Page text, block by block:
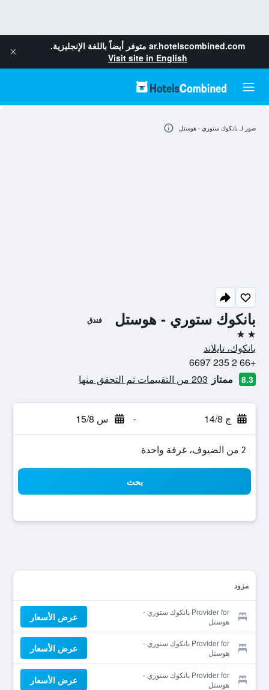
ar.hotelscombined.com متوفر أيضاً باللغة الإنجليزية.
Visit site in English
بانكوك ستوري - هوستل فندق
2 نجمتين
بانكوك، تايلاند
+66 2 235 6697
8.3 ممتاز 203 من التقييمات تم التحقق منها
ج 14/8 - س 15/8
2 من الضيوف، غرفة واحدة
بحث
مزود
Provider for بانكوك ستوري -
هوستل
عرض الأسعار
Provider for بانكوك ستوري -
هوستل
عرض الأسعار
Provider for بانكوك ستوري -
هوستل
عرض الأسعار
صور لـ بانكوك ستوري - هوستل